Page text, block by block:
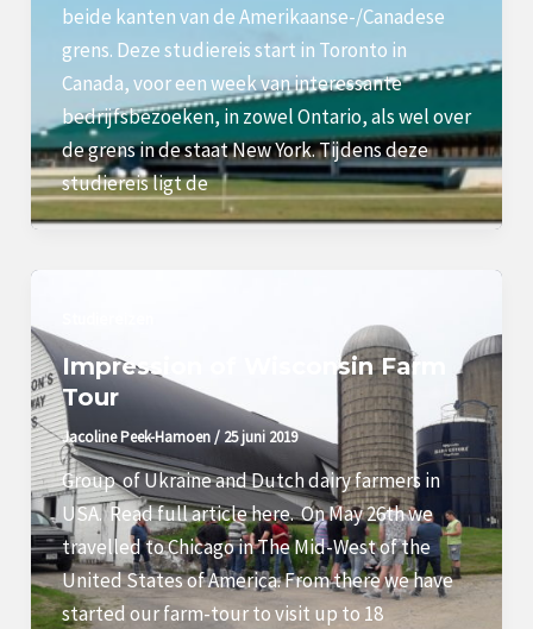
beide kanten van de Amerikaanse-/Canadese
grens. Deze studiereis start in Toronto in
Canada, voor een week van interessante
bedrijfsbezoeken, in zowel Ontario, als wel over
de grens in de staat New York. Tijdens deze
studiereis ligt de
Impression of Wisconsin Farm
Tour
Jacoline Peek-Hamoen/ 25 juni 2019
Group of Ukraine and Dutch dairy farmers in
USA. Read full article here. On May 26th we
travelled to Chicago in The Mid-West of the
United States of America. From there we have
started our farm-tour to visit up to 18